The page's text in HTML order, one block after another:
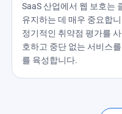
SaaS 산업에서 웹 보호는
유지하는 데 매우 중요합
정기적인 취약점 평가를
호하고 중단 없는 서비스
를 육성합니다.